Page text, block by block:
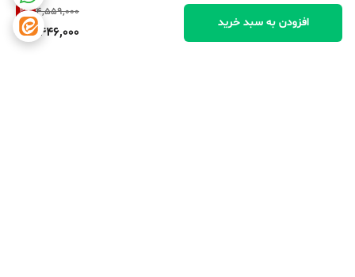
4,559,000
2%
4,446,000
افزودن به سبد خرید